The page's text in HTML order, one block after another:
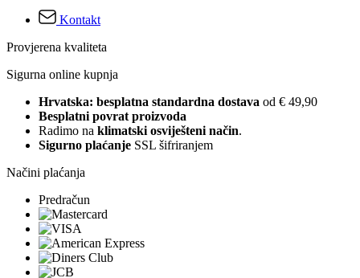
Kontakt
Provjerena kvaliteta
Sigurna online kupnja
Hrvatska: besplatna standardna dostava od € 49,90
Besplatni povrat proizvoda
Radimo na klimatski osviješteni način.
Sigurno plaćanje SSL šifriranjem
Načini plaćanja
Predračun